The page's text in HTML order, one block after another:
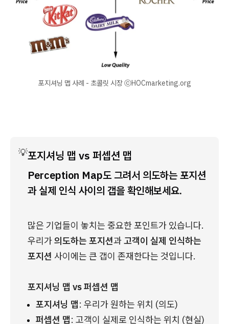
포지셔닝 맵 사례 - 초콜릿 시장 ⓒHOCmarketing.org
💡포지셔닝 맵 vs 퍼셉션 맵
Perception Map도 그려서 의도하는 포지션
과 실제 인식 사이의 갭을 확인해보세요.
많은 기업들이 놓치는 중요한 포인트가 있습니다.
우리가 의도하는 포지션과 고객이 실제 인식하는
포지션 사이에는 큰 갭이 존재한다는 것입니다.
포지셔닝 맵 vs 퍼셉션 맵
포지셔닝 맵: 우리가 원하는 위치 (의도)
퍼셉션 맵: 고객이 실제로 인식하는 위치 (현실)